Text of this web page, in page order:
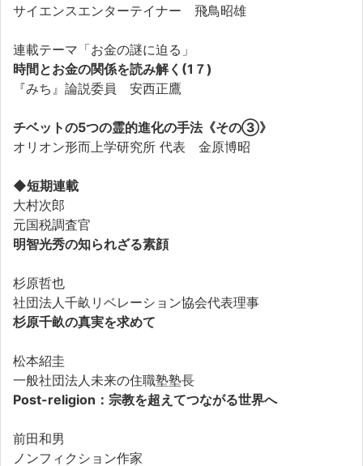
サイエンスエンターテイナー 飛鳥昭雄
連載テーマ「お金の謎に迫る」
時間とお金の関係を読み解く(1７)
『みち』論説委員 安西正鷹
チベットの5つの霊的進化の手法《その③》
オリオン形而上学研究所 代表 金原博昭
◆短期連載
大村次郎
元国税調査官
明智光秀の知られざる素顔
杉原哲也
社団法人千畝リベレーション協会代表理事
杉原千畝の真実を求めて
松本紹圭
一般社団法人未来の住職塾塾長
Post-religion：宗教を超えてつながる世界へ
前田和男
ノンフィクション作家